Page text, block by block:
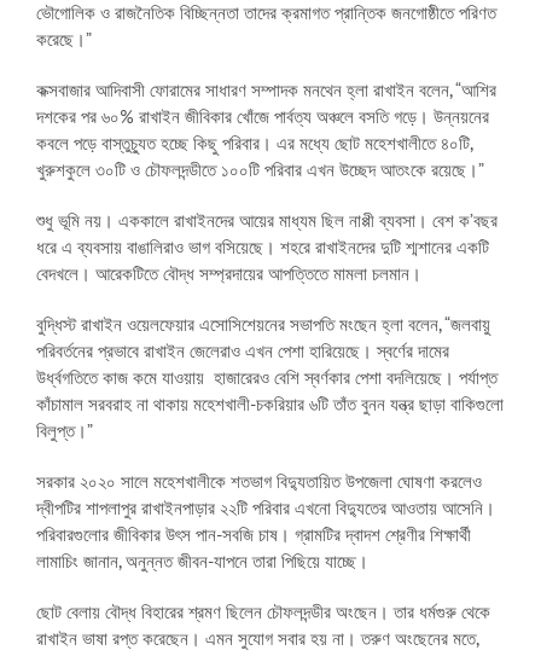
ভৌগোলিক ও রাজনৈতিক বিচ্ছিন্নতা তাদের ক্রমাগত প্রান্তিক জনগোষ্ঠীতে পরিণত
করেছে।”
কক্সবাজার আদিবাসী ফোরামের সাধারণ সম্পাদক মনথেন হ্লা রাখাইন বলেন, “আশির
দশকের পর ৬০% রাখাইন জীবিকার খোঁজে পার্বত্য অঞ্চলে বসতি গড়ে। উন্নয়নের
কবলে পড়ে বাস্তুচ্যুত হচ্ছে কিছু পরিবার। এর মধ্যে ছোট মহেশখালীতে ৪০টি,
খুরুশকুলে ৩০টি ও চৌফলদন্ডীতে ১০০টি পরিবার এখন উচ্ছেদ আতংকে রয়েছে।”
শুধু ভূমি নয়। এককালে রাখাইনদের আয়ের মাধ্যম ছিল নাপ্পী ব্যবসা। বেশ ক’বছর
ধরে এ ব্যবসায় বাঙালিরাও ভাগ বসিয়েছে। শহরে রাখাইনদের দুটি শ্মশানের একটি
বেদখলে। আরেকটিতে বৌদ্ধ সম্প্রদায়ের আপত্তিতে মামলা চলমান।
বুদ্ধিস্ট রাখাইন ওয়েলফেয়ার এসোসিশেয়নের সভাপতি মংছেন হ্লা বলেন, “জলবায়ু
পরিবর্তনের প্রভাবে রাখাইন জেলেরাও এখন পেশা হারিয়েছে। স্বর্ণের দামের
উর্ধ্বগতিতে কাজ কমে যাওয়ায় হাজারেরও বেশি স্বর্ণকার পেশা বদলিয়েছে। পর্যাপ্ত
কাঁচামাল সরবরাহ না থাকায় মহেশখালী-চকরিয়ার ৬টি তাঁত বুনন যন্ত্র ছাড়া বাকিগুলো
বিলুপ্ত।”
সরকার ২০২০ সালে মহেশখালীকে শতভাগ বিদ্যুতায়িত উপজেলা ঘোষণা করলেও
দ্বীপটির শাপলাপুর রাখাইনপাড়ার ২২টি পরিবার এখনো বিদ্যুতের আওতায় আসেনি।
পরিবারগুলোর জীবিকার উৎস পান-সবজি চাষ। গ্রামটির দ্বাদশ শ্রেণীর শিক্ষার্থী
লামাচিং জানান, অনুন্নত জীবন-যাপনে তারা পিছিয়ে যাচ্ছে।
ছোট বেলায় বৌদ্ধ বিহারের শ্রমণ ছিলেন চৌফলদন্ডীর অংছেন। তার ধর্মগুরু থেকে
রাখাইন ভাষা রপ্ত করেছেন। এমন সুযোগ সবার হয় না। তরুণ অংছেনের মতে,